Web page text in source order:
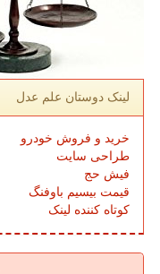
لینک دوستان علم عدل
خرید و فروش خودرو
طراحی سایت
فیش حج
قیمت بیسیم باوفنگ
کوتاه کننده لینک